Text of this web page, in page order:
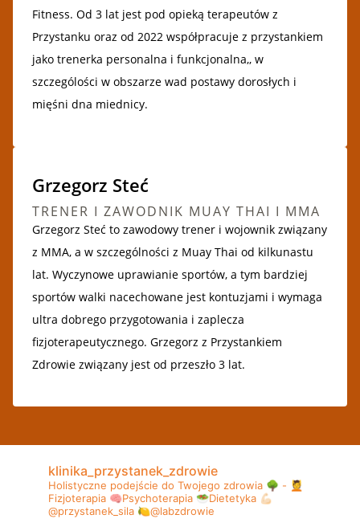
Fitness. Od 3 lat jest pod opieką terapeutów z
Przystanku oraz od 2022 współpracuje z przystankiem
jako trenerka personalna i funkcjonalna,, w
szczególości w obszarze wad postawy dorosłych i
mięśni dna miednicy.
Grzegorz Steć
TRENER I ZAWODNIK MUAY THAI I MMA
Grzegorz Steć to zawodowy trener i wojownik związany
z MMA, a w szczególności z Muay Thai od kilkunastu
lat. Wyczynowe uprawianie sportów, a tym bardziej
sportów walki nacechowane jest kontuzjami i wymaga
ultra dobrego przygotowania i zaplecza
fizjoterapeutycznego. Grzegorz z Przystankiem
Zdrowie związany jest od przeszło 3 lat.
klinika_przystanek_zdrowie
Holistyczne podejście do Twojego zdrowia 🌳 - 💆
Fizjoterapia 🧠Psychoterapia 🥗Dietetyka 💪🏻
@przystanek_sila 🍋@labzdrowie